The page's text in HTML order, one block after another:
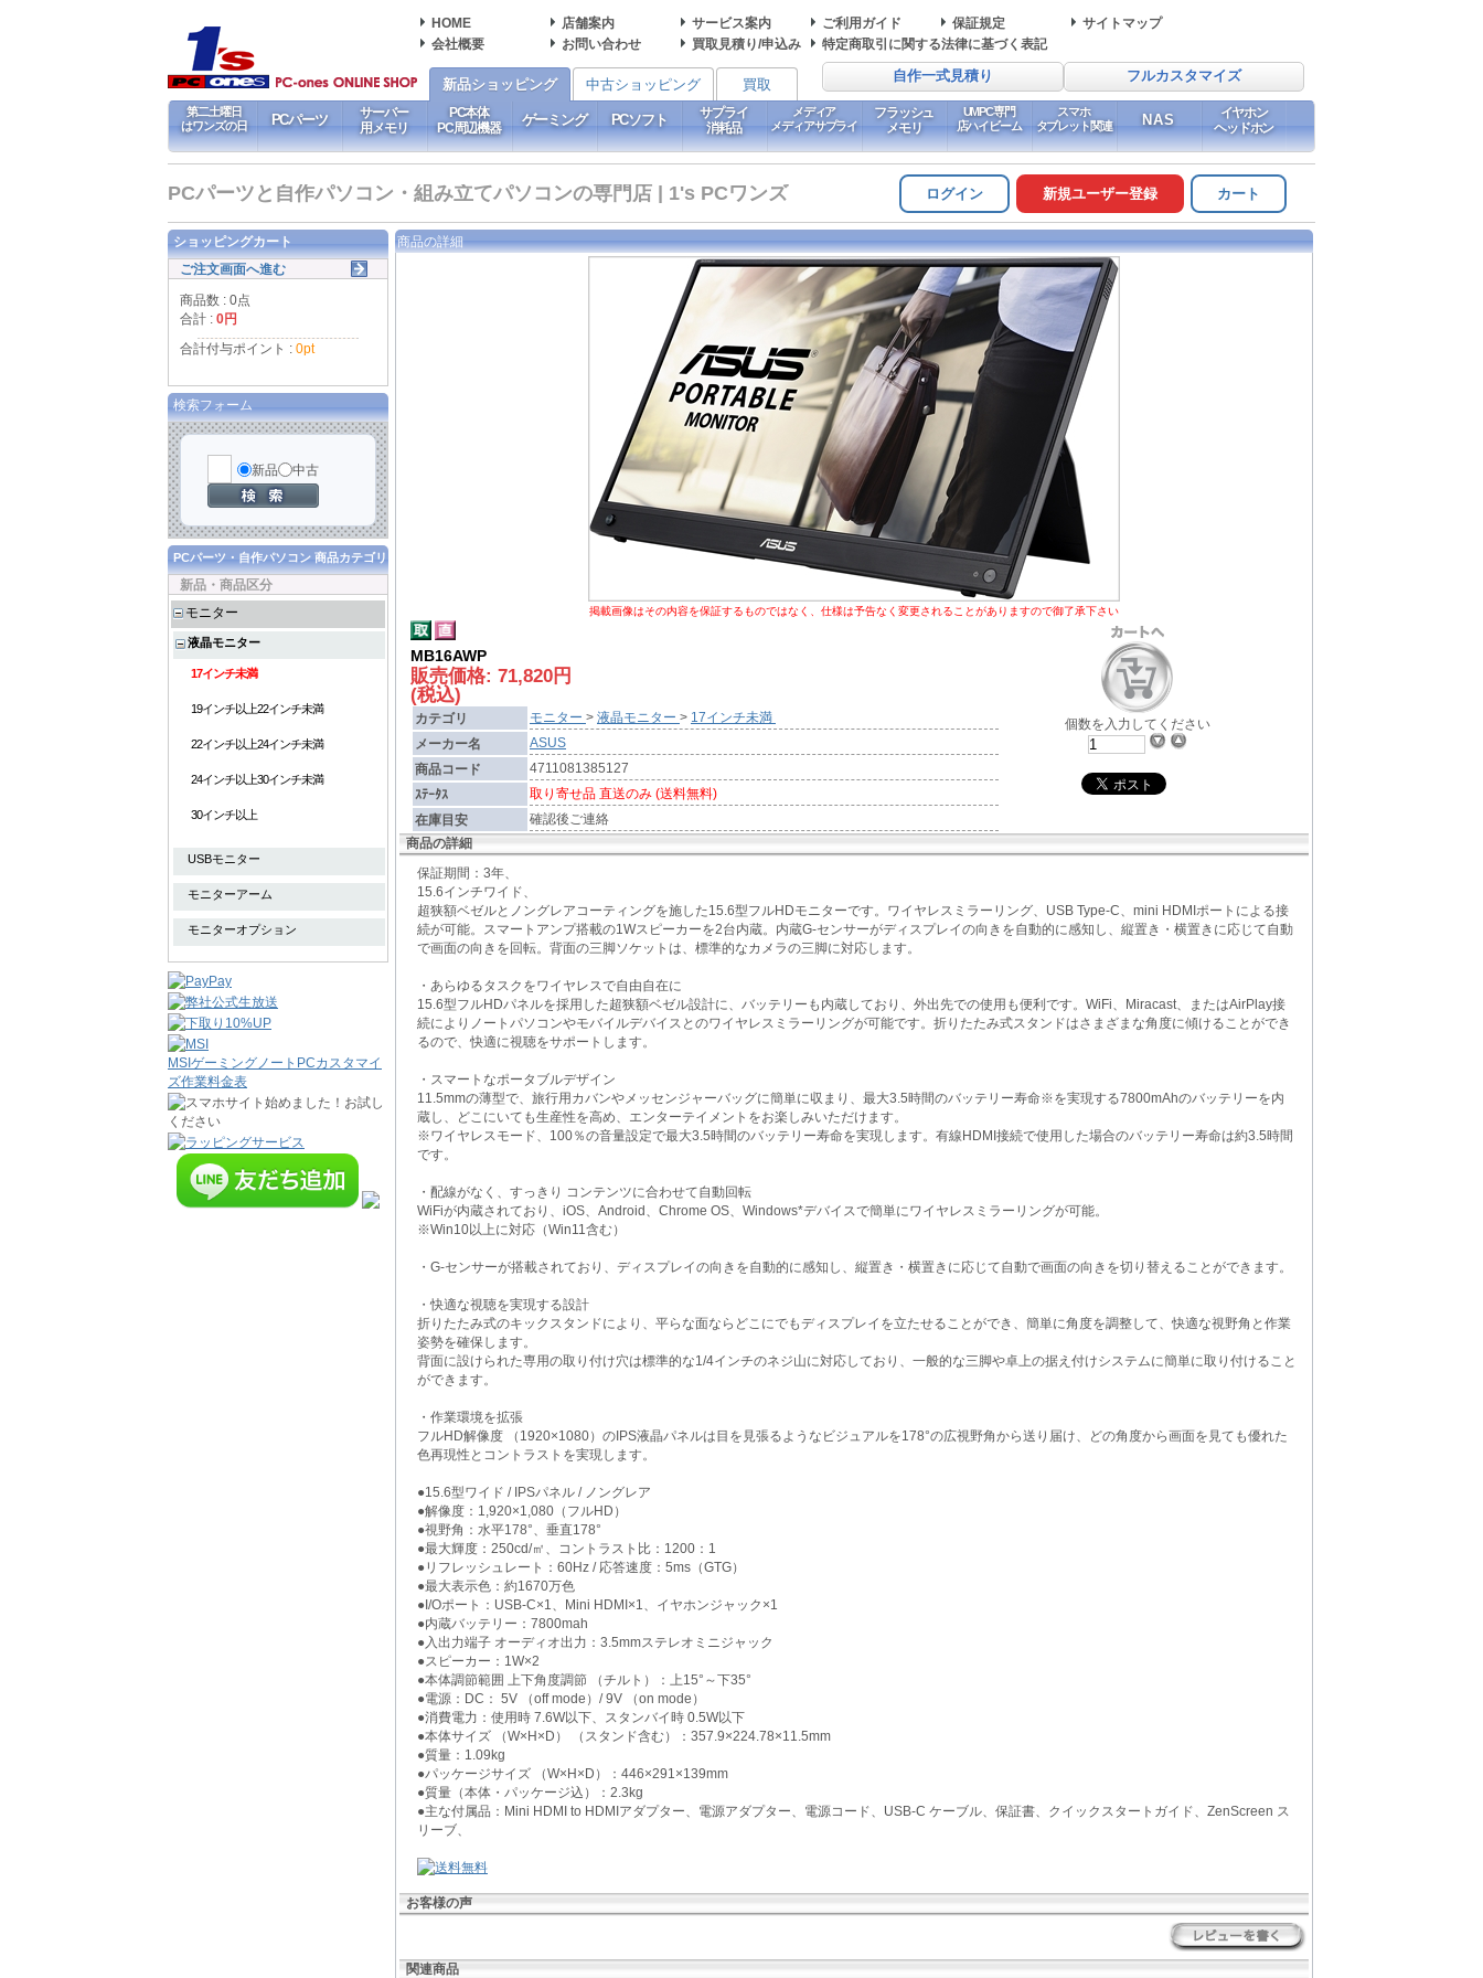
HOME 店舗案内 サービス案内 ご利用ガイド 保証規定
サイトマップ
会社概要
お問い合わせ 買取見積り/申込み 特定商取引に関する法律に基づく表記
自作一式見積り フルカスタマイズ
新品ショッピング 中古ショッピング 買取
第二土曜日
はワンズの日
PCパーツ
サーバー
用メモリ
PC本体
PC周辺機器
ゲーミング PCソフト
サプライ
消耗品
メディア
メディアサプライ
フラッシュ
メモリ
UMPC専門
店ハイビーム
スマホ
タブレット関連
NAS
イヤホン
ヘッドホン
PCパーツと自作パソコン・組み立てパソコンの専門店 | 1's PCワンズ ログイン 新規ユーザー登録 カート
商品の詳細
掲載画像はその内容を保証するものではなく、仕様は予告なく変更されることがありますので御了承下さい
MB16AWP
販売価格: 71,820円
(税込)
カテゴリ モニター > 液晶モニター > 17インチ未満
メーカー名
ASUS
商品コード
4711081385127
ｽﾃｰﾀｽ
取り寄せ品 直送のみ (送料無料)
在庫目安
確認後ご連絡
個数を入力してください
商品の詳細
保証期間：3年、
15.6インチワイド、
超狭額ベゼルとノングレアコーティングを施した15.6型フルHDモニターです。ワイヤレスミラーリング、USB Type-C、mini HDMIポートによる接
続が可能。スマートアンプ搭載の1Wスピーカーを2台内蔵。内蔵G-センサーがディスプレイの向きを自動的に感知し、縦置き・横置きに応じて自動
で画面の向きを回転。背面の三脚ソケットは、標準的なカメラの三脚に対応します。
・あらゆるタスクをワイヤレスで自由自在に
15.6型フルHDパネルを採用した超狭額ベゼル設計に、バッテリーも内蔵しており、外出先での使用も便利です。WiFi、Miracast、またはAirPlay接
続によりノートパソコンやモバイルデバイスとのワイヤレスミラーリングが可能です。折りたたみ式スタンドはさまざまな角度に傾けることができ
るので、快適に視聴をサポートします。
・スマートなポータブルデザイン
11.5mmの薄型で、旅行用カバンやメッセンジャーバッグに簡単に収まり、最大3.5時間のバッテリー寿命※を実現する7800mAhのバッテリーを内
蔵し、どこにいても生産性を高め、エンターテイメントをお楽しみいただけます。
※ワイヤレスモード、100％の音量設定で最大3.5時間のバッテリー寿命を実現します。有線HDMI接続で使用した場合のバッテリー寿命は約3.5時間
です。
・配線がなく、すっきり コンテンツに合わせて自動回転
WiFiが内蔵されており、iOS、Android、Chrome OS、Windows*デバイスで簡単にワイヤレスミラーリングが可能。
※Win10以上に対応（Win11含む）
・G-センサーが搭載されており、ディスプレイの向きを自動的に感知し、縦置き・横置きに応じて自動で画面の向きを切り替えることができます。
・快適な視聴を実現する設計
折りたたみ式のキックスタンドにより、平らな面ならどこにでもディスプレイを立たせることができ、簡単に角度を調整して、快適な視野角と作業
姿勢を確保します。
背面に設けられた専用の取り付け穴は標準的な1/4インチのネジ山に対応しており、一般的な三脚や卓上の据え付けシステムに簡単に取り付けること
ができます。
・作業環境を拡張
フルHD解像度 （1920×1080）のIPS液晶パネルは目を見張るようなビジュアルを178°の広視野角から送り届け、どの角度から画面を見ても優れた
色再現性とコントラストを実現します。
●15.6型ワイド / IPSパネル / ノングレア
●解像度：1,920×1,080（フルHD）
●視野角：水平178°、垂直178°
●最大輝度：250cd/㎡、コントラスト比：1200：1
●リフレッシュレート：60Hz / 応答速度：5ms（GTG）
●最大表示色：約1670万色
●I/Oポート：USB-C×1、Mini HDMI×1、イヤホンジャック×1
●内蔵バッテリー：7800mah
●入出力端子 オーディオ出力：3.5mmステレオミニジャック
●スピーカー：1W×2
●本体調節範囲 上下角度調節 （チルト）：上15°～下35°
●電源：DC： 5V （off mode）/ 9V （on mode）
●消費電力：使用時 7.6W以下、スタンバイ時 0.5W以下
●本体サイズ （W×H×D） （スタンド含む）：357.9×224.78×11.5mm
●質量：1.09kg
●パッケージサイズ （W×H×D）：446×291×139mm
●質量（本体・パッケージ込）：2.3kg
●主な付属品：Mini HDMI to HDMIアダプター、電源アダプター、電源コード、USB-C ケーブル、保証書、クイックスタートガイド、ZenScreen ス
リーブ、
お客様の声
関連商品
ショッピングカート
ご注文画面へ進む
商品数 : 0点
合計 : 0円
合計付与ポイント : 0pt
検索フォーム
新品 中古
PCパーツ・自作パソコン 商品カテゴリ
新品・商品区分
モニター
液晶モニター
17インチ未満
19インチ以上22インチ未満
22インチ以上24インチ未満
24インチ以上30インチ未満
30インチ以上
USBモニター
モニターアーム
モニターオプション
MSIゲーミングノートPCカスタマイ
ズ作業料金表